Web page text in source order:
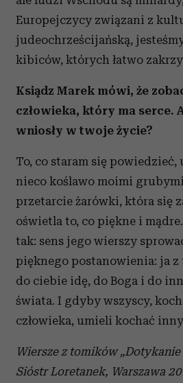
Europejczycy związani z
judeochrześcijańską,
kibiców, których łatwo
Ksiądz Marek mówi, że
człowieka, który ma serce.
wniosły w twoje życie?
To, co staram się powiedzieć,
nieco koślawo moimi grubymi
przetarcie żarówki, która się
oświetla to, co piękne i
tak: sens jego wierszy
pięknego postanowienia: ja z
do ciebie idę, do Boga i do
świata. I gdyby wszyscy,
człowieka, umieli kochać
Wiersze z tomików „Dotykanie
Sióstr Loretanek, Warszawa